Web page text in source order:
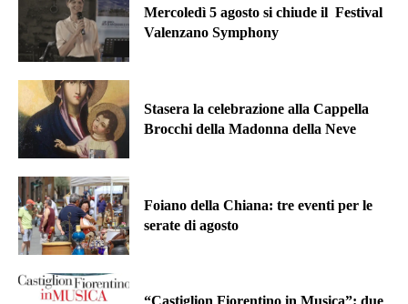
Mercoledì 5 agosto si chiude il Festival
Valenzano Symphony
Stasera la celebrazione alla Cappella
Brocchi della Madonna della Neve
Foiano della Chiana: tre eventi per le
serate di agosto